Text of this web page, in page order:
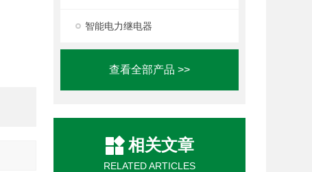
智能电力继电器
查看全部产品 >>
相关文章
RELATED ARTICLES